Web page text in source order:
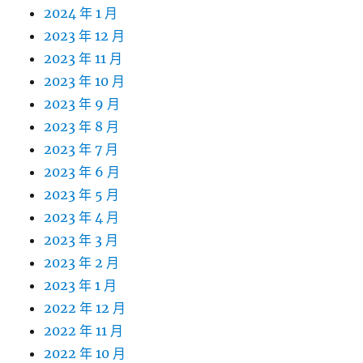
2024 年 1 月
2023 年 12 月
2023 年 11 月
2023 年 10 月
2023 年 9 月
2023 年 8 月
2023 年 7 月
2023 年 6 月
2023 年 5 月
2023 年 4 月
2023 年 3 月
2023 年 2 月
2023 年 1 月
2022 年 12 月
2022 年 11 月
2022 年 10 月